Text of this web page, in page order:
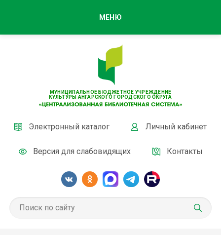
МУНИЦИПАЛЬНОЕ БЮДЖЕТНОЕ УЧРЕЖДЕНИЕ
КУЛЬТУРЫ АНГАРСКОГО ГОРОДСКОГО ОКРУГА
Электронный каталог Личный кабинет
Версия для слабовидящих Контакты
МЕНЮ